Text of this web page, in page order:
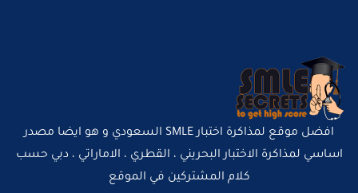
افضل موقع لمذاكرة اختبار SMLE السعودي و هو ايضا مصدر
اساسي لمذاكرة الاختبار البحريني ، القطري ، الاماراتي ، دبي حسب
كلام المشتركين في الموقع